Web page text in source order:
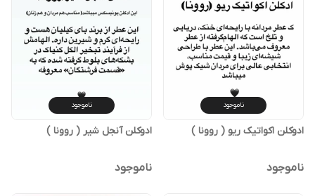
ناموجود
ادوکلن اکواتیک ریو ( روونا )
ناموجود
ناموجود
ادوکلن آنجل شیر ( روونا )
ناموجود